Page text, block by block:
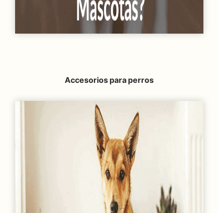
Accesorios para perros